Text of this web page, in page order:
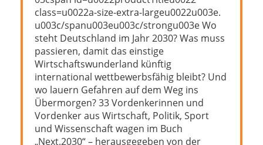
class=u0022a-size-extra-largeu0022u003e.
u003c/spanu003eu003c/strongu003e Wo
steht Deutschland im Jahr 2030? Was muss
passieren, damit das einstige
Wirtschaftswunderland künftig
international wettbewerbsfähig bleibt? Und
wo lauern Gefahren auf dem Weg ins
Übermorgen? 33 Vordenkerinnen und
Vordenker aus Wirtschaft, Politik, Sport
und Wissenschaft wagen im Buch
„Next.2030“ – herausgegeben von der